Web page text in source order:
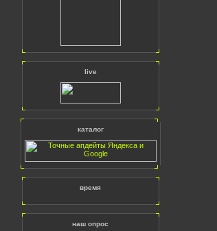
live
каталог
время
наш опрос